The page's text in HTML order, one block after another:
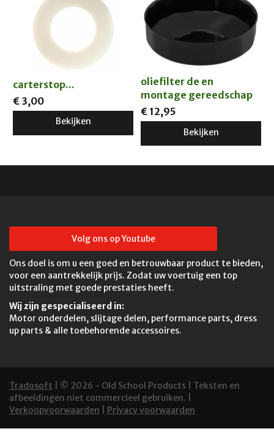
carterstop...
€ 3,00
Bekijken
oliefilter de en
montage gereedschap
€ 12,95
Bekijken
Volg ons op Youtube
Ons doel is om u een goed en betrouwbaar product te bieden,
voor een aantrekkelijk prijs. Zodat uw voertuig een top
uitstraling met goede prestaties heeft.
Wij zijn gespecialiseerd in:
Motor onderdelen, slijtage delen, performance parts, dress
up parts & alle toebehorende accessoires.
Tradosoft | © 2026 - Old School Products | Teksten en
afbeeldingen niet commercieel gebruiken. |
Verkoopvoorwaarden
Privacy voorwaarden